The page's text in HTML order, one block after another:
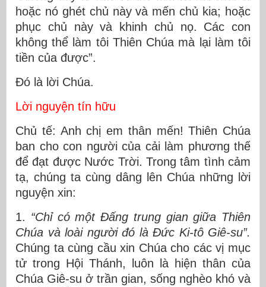
hoặc nó ghét chủ này và mến chủ kia; hoặc
phục chủ này và khinh chủ nọ. Các con
không thể làm tôi Thiên Chúa mà lại làm tôi
tiền của được”.
Ðó là lời Chúa.
Lời nguyện tín hữu
Chủ tế: Anh chị em thân mến! Thiên Chúa
ban cho con người của cải làm phương thế
để đạt được Nước Trời. Trong tâm tình cảm
tạ, chúng ta cùng dâng lên Chúa những lời
nguyện xin:
1. “Chỉ có một Đấng trung gian giữa Thiên
Chúa và loài người đó là Đức Ki-tô Giê-su”.
Chúng ta cùng cầu xin Chúa cho các vị mục
tử trong Hội Thánh, luôn là hiện thân của
Chúa Giê-su ở trần gian, sống nghèo khó và